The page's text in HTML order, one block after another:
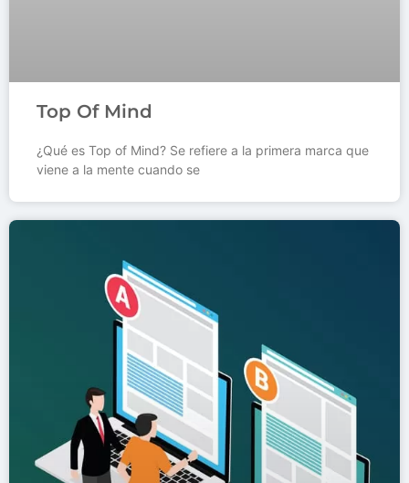
Top Of Mind
¿Qué es Top of Mind? Se refiere a la primera marca que
viene a la mente cuando se